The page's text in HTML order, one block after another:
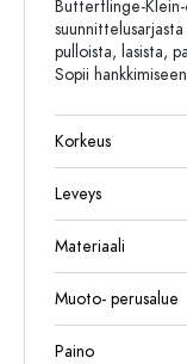
Butterflinge-
pulloista, lasista,
Sopii
Korkeus
Leveys
Materiaali
Muoto- perusalue
Paino